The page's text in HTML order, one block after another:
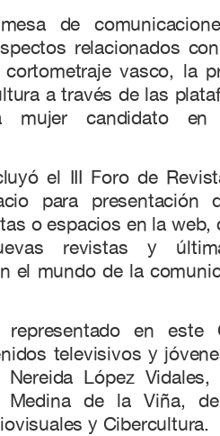
de
relacionados
vasco, la
a través de las
mujer candidato
el III Foro de
para presentación
o espacios en la web,
revistas y
el mundo de la
representado en este
televisivos y
López Vidales,
Medina de la Viña,
y Cibercultura.